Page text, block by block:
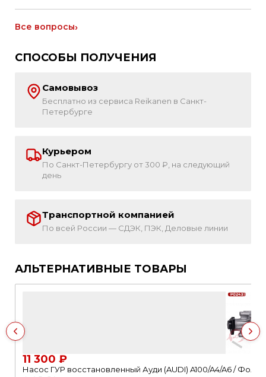
Все вопросы
СПОСОБЫ ПОЛУЧЕНИЯ
Самовывоз
Бесплатно из сервиса Reikanen в Санкт-
Петербурге
Курьером
По Санкт-Петербургу от 300 ₽, на следующий
день
Транспортной компанией
По всей России — СДЭК, ПЭК, Деловые линии
АЛЬТЕРНАТИВНЫЕ ТОВАРЫ
11 300 ₽
Насос ГУР восстановленный Ауди (AUDI) A100/A4/A6 /